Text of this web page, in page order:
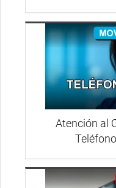
Atención al